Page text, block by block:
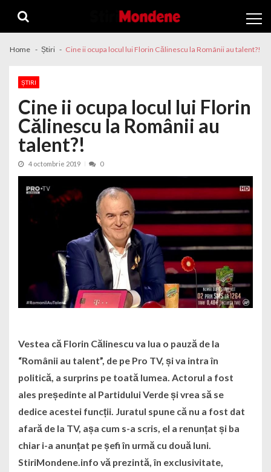
Home Știri Cine ii ocupa locul lui Florin Călinescu la Românii au talent?!
ȘTIRI
Cine ii ocupa locul lui Florin
Călinescu la Românii au
talent?!
4 octombrie 2019 0
Vestea că Florin Călinescu va lua o pauză de la
“Românii au talent”, de pe Pro TV, și va intra în
politică, a surprins pe toată lumea. Actorul a fost
ales președinte al Partidului Verde și vrea să se
dedice acestei funcții. Juratul spune că nu a fost dat
afară de la TV, așa cum s-a scris, el a renunțat și ba
chiar i-a anunțat pe șefi în urmă cu două luni.
StiriMondene.info vă prezintă, în exclusivitate,